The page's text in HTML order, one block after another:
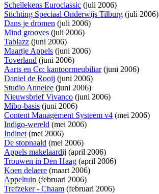
Schellekens Euroclassic (juli 2006)
Stichting Speciaal Onderwijs Tilburg (juli 2006)
Dans je dromen (juli 2006)
Mind grooves (juli 2006)
Tablazz (juni 2006)
Maartje Appels (juni 2006)
Toverland (juni 2006)
Aarts en Co: kantoormeubiliar(juni 2006)
Daniel de Rooij (juni 2006)
Studio Annelee (juni 2006)
Nieuwsbrief Vivanco (juni 2006)
Mibo-basis (juni 2006)
Content Management Systeem v4 (mei 2006)
Indigo-wereld (mei 2006)
Indinet(mei 2006)
De stopnaald (mei 2006)
Appels makelaardij (april 2006)
Trouwen in Den Haag (april 2006)
Koen delaere (maart 2006)
Appeltuin (februari 2006)
Trefzeker - Chaam (februari 2006)